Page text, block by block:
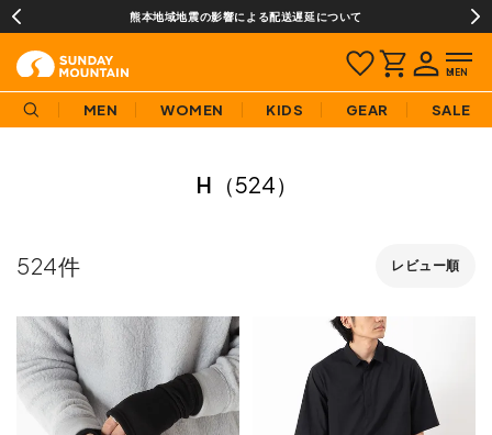
¥3,980(税込)以上のご購入で送料無料!
MEN WOMEN KIDS GEAR SALE
H （524）
レビュー順
524